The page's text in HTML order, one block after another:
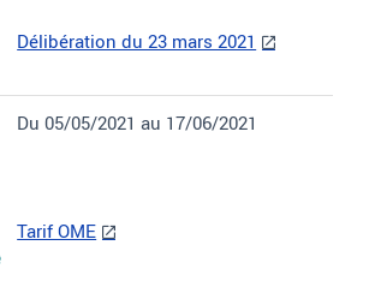
Délibération du 23 mars 2021
Du 05/05/2021 au 17/06/2021
Tarif OME